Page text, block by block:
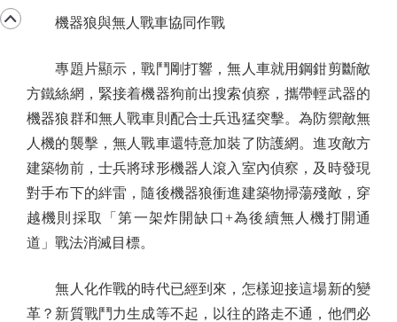
機器狼與無人戰車協同作戰
專題片顯示，戰鬥剛打響，無人車就用鋼鉗剪斷敵
方鐵絲網，緊接着機器狗前出搜索偵察，攜帶輕武器的
機器狼群和無人戰車則配合士兵迅猛突擊。為防禦敵無
人機的襲擊，無人戰車還特意加裝了防護網。進攻敵方
建築物前，士兵將球形機器人滾入室內偵察，及時發現
對手布下的絆雷，隨後機器狼衝進建築物掃蕩殘敵，穿
越機則採取「第一架炸開缺口+為後續無人機打開通
道」戰法消滅目標。
無人化作戰的時代已經到來，怎樣迎接這場新的變
革？新質戰鬥力生成等不起，以往的路走不通，他們必